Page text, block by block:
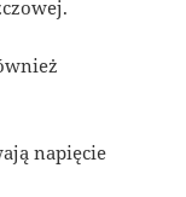
napięcie